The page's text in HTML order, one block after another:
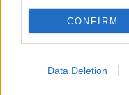
CONFIRM
Data Deletion